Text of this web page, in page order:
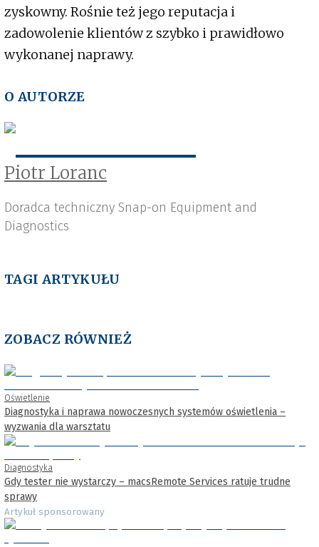
zyskowny. Rośnie też jego reputacja i
zadowolenie klientów z szybko i prawidłowo
wykonanej naprawy.
O AUTORZE
Piotr Loranc
Doradca techniczny Snap-on Equipment and
Diagnostics
TAGI ARTYKUŁU
ZOBACZ RÓWNIEŻ
Oświetlenie
Diagnostyka i naprawa nowoczesnych systemów oświetlenia –
wyzwania dla warsztatu
Diagnostyka
Gdy tester nie wystarczy – macsRemote Services ratuje trudne
sprawy
Artykuł sponsorowany